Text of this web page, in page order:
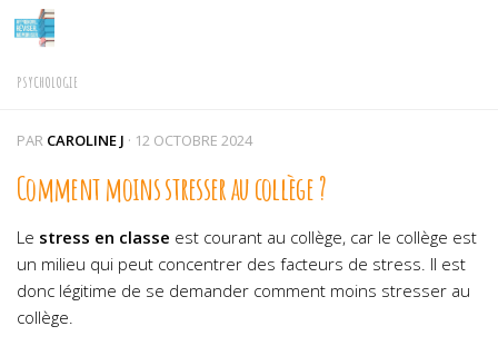
Skip to content
PSYCHOLOGIE
PAR CAROLINE J · 12 OCTOBRE 2024
Comment moins stresser au collège ?
Le stress en classe est courant au collège, car le collège est
un milieu qui peut concentrer des facteurs de stress. Il est
donc légitime de se demander comment moins stresser au
collège.